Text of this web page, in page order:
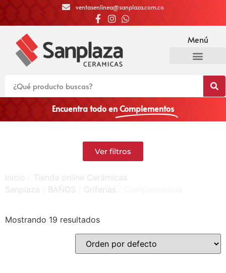
ventasenlinea@sanplaza.com.co
Menú
Encuentra todo enComplementos
Ver filtros
Inicio
Tienda online Cerámicas
Sanplaza
BAÑOS Griferías
Mostrando 19 resultados